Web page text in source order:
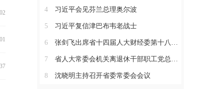
4 习近平会见芬兰总理奥尔波
5 习近平复信津巴布韦老战士
6 张剑飞出席省十四届人大财经委第十八次全体会议
7 省人大常委会机关离退休干部职工党总支召开2025年度总结表彰大会
8 沈晓明主持召开省委常委会会议